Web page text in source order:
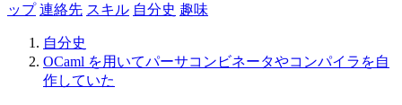
ップ 連絡先 スキル 自分史 趣味
自分史
OCaml を用いてパーサコンビネータやコンパイラを自
作していた